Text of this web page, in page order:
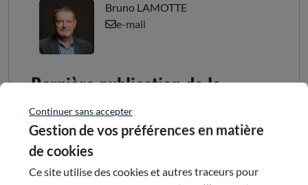
Bruno LAMOTTE
e-mail
Dernière publication de la
commission
25 juin 2026
Le compte administratif
Continuer sans accepter
Gestion de vos préférences en matière
de cookies
Ce site utilise des cookies et autres traceurs pour